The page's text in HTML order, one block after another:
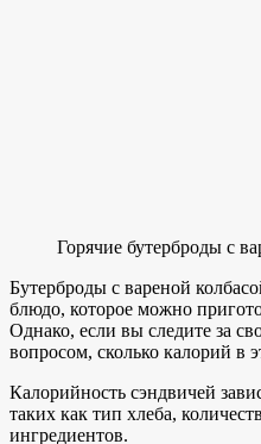
Горячие бутерброды с
Бутерброды с вареной
блюдо, которое можно
Однако, если вы следите за
вопросом, сколько калорий в
Калорийность сэндвичей
таких как тип хлеба,
ингредиентов.